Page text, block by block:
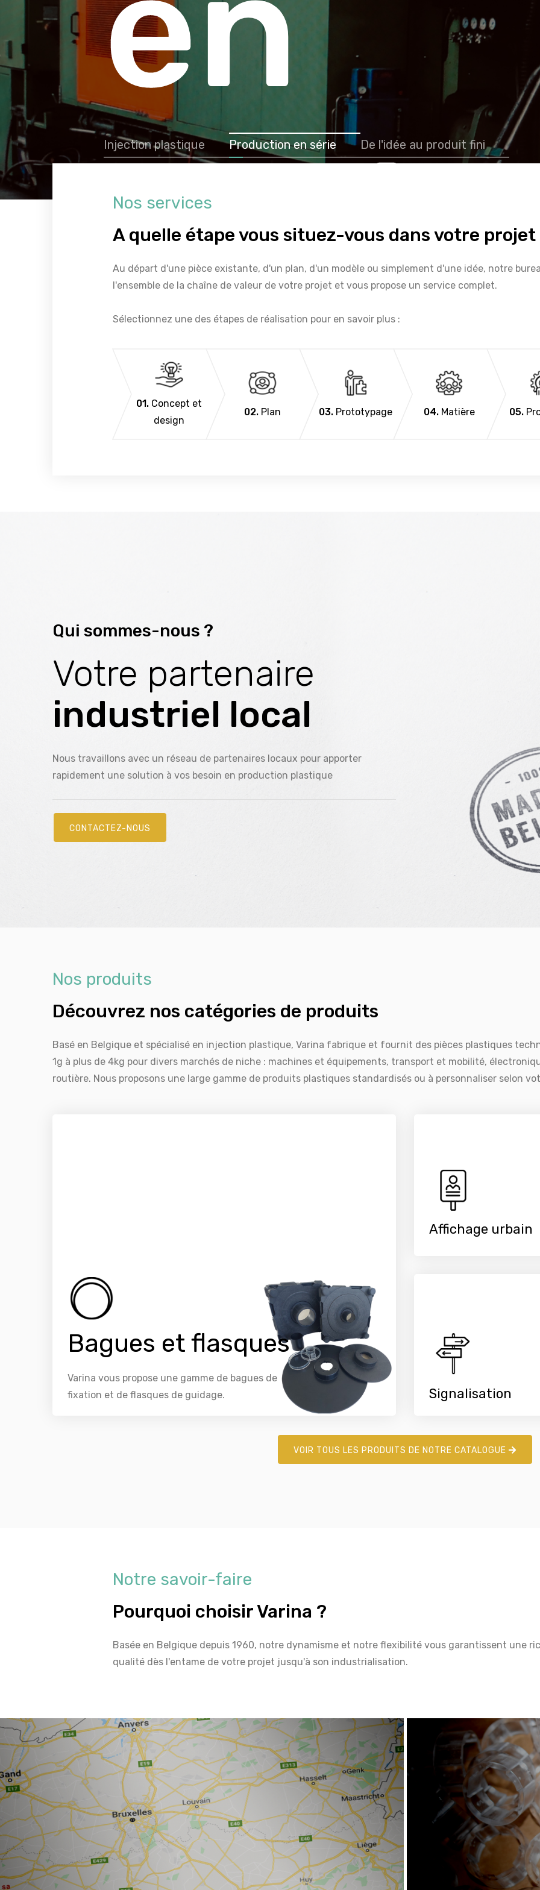
ou
série
Injection plastique Production en série De l'idée au produit fini
Nos services
A quelle étape vous situez-vous dans votre projet
Au départ d'une pièce existante, d'un plan, d'un modèle ou simplement d'une idée, notre
l'ensemble de la chaîne de valeur de votre projet et vous propose un service complet.
Sélectionnez une des étapes de réalisation pour en savoir plus :
01.Concept et
design
02.Plan 03. Prototypage 04. Matière 05.
Qui sommes-nous ?
Votre partenaire
industriel local
Nous travaillons avec un réseau de partenaires locaux pour apporter
rapidement une solution à vos besoin en production plastique
CONTACTEZ-NOUS
Nos produits
Découvrez nos catégories de produits
Basé en Belgique et spécialisé en injection plastique, Varina fabrique et fournit des pièces plastiques
1g à plus de 4kg pour divers marchés de niche : machines et équipements, transport et mobilité,
routière. Nous proposons une large gamme de produits plastiques standardisés ou à personnaliser selon
Bagues et flasques
Varina vous propose une gamme de bagues de
fixation et de flasques de guidage.
Affichage urbain
Signalisation
VOIR TOUS LES PRODUITS DE NOTRE CATALOGUE
Notre savoir-faire
Pourquoi choisir Varina ?
Basée en Belgique depuis 1960, notre dynamisme et notre flexibilité vous garantissent une
qualité dès l'entame de votre projet jusqu'à son industrialisation.